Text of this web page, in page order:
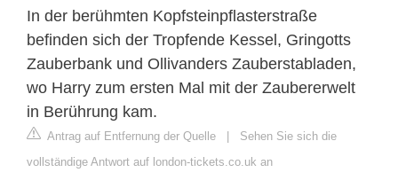
In der berühmten Kopfsteinpflasterstraße
befinden sich der Tropfende Kessel, Gringotts
Zauberbank und Ollivanders Zauberstabladen,
wo Harry zum ersten Mal mit der Zaubererwelt
in Berührung kam.
Antrag auf Entfernung der Quelle | Sehen Sie sich die
vollständige Antwort auf london-tickets.co.uk an